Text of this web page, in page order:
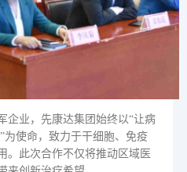
企业，先康达集团始终以“让病
”为使命，致力于干细胞、免疫
。 此次合作不仅将推动区域医